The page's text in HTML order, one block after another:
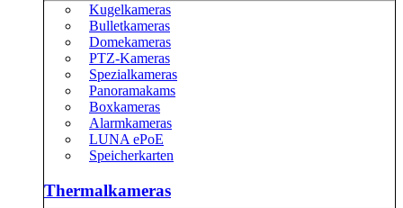
Kugelkameras
Bulletkameras
Domekameras
PTZ-Kameras
Spezialkameras
Panoramakams
Boxkameras
Alarmkameras
LUNA ePoE
Speicherkarten
Thermalkameras